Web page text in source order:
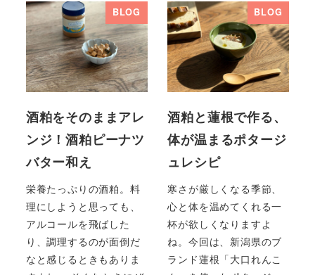
BLOG
酒粕をそのままアレ
ンジ！酒粕ピーナツ
バター和え
栄養たっぷりの酒粕。料
理にしようと思っても、
アルコールを飛ばした
り、調理するのが面倒だ
なと感じるときもありま
BLOG
酒粕と蓮根で作る、
体が温まるポタージ
ュレシピ
寒さが厳しくなる季節、
心と体を温めてくれる一
杯が欲しくなりますよ
ね。今回は、新潟県のブ
ランド蓮根「大口れんこ